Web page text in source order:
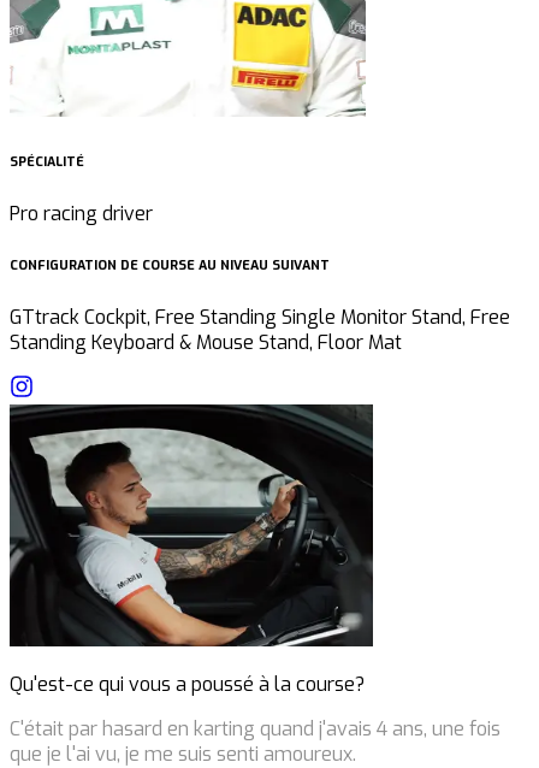
SPÉCIALITÉ
Pro racing driver
CONFIGURATION DE COURSE AU NIVEAU SUIVANT
GTtrack Cockpit, Free Standing Single Monitor Stand, Free
Standing Keyboard & Mouse Stand, Floor Mat
Qu'est-ce qui vous a poussé à la course?
C'était par hasard en karting quand j'avais 4 ans, une fois
que je l'ai vu, je me suis senti amoureux.